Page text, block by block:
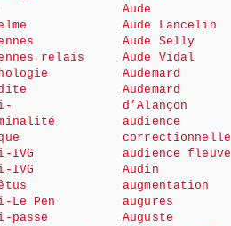
relais
IVG
IVG
Le Pen
passe
Aude
Aude Lancelin
Aude Selly
Aude Vidal
Audemard
Audemard
d’Alançon
audience
correctionnelle
audience fleuve
Audin
augmentation
augures
Auguste